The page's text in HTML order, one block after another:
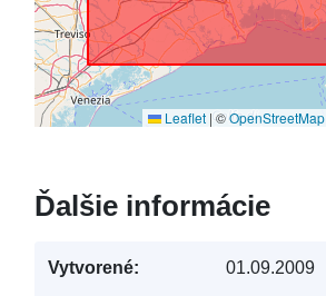
Leaflet |©OpenStreetMap
Ďalšie informácie
Vytvorené: 01.09.2009